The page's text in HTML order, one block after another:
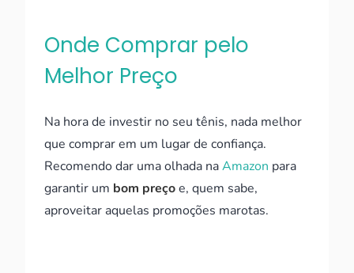
Onde Comprar pelo
Melhor Preço
Na hora de investir no seu tênis, nada melhor
que comprar em um lugar de confiança.
Recomendo dar uma olhada naAmazon para
garantir um bom preçoe, quem sabe,
aproveitar aquelas promoções marotas.